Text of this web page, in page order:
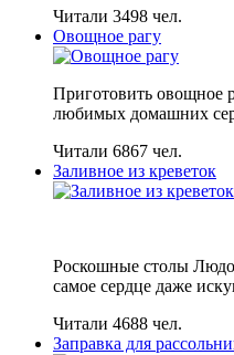
Читали 3498 чел.
Овощное рагу
Приготовить овощное
любимых домашних
Читали 6867 чел.
Заливное из креветок
Роскошные столы
самое сердце даже
Читали 4688 чел.
Заправка для